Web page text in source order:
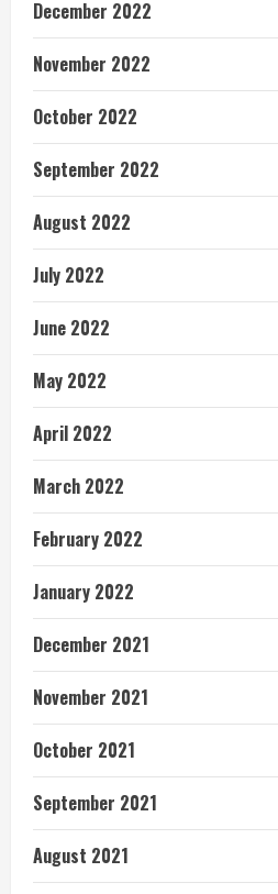
December 2022
November 2022
October 2022
September 2022
August 2022
July 2022
June 2022
May 2022
April 2022
March 2022
February 2022
January 2022
December 2021
November 2021
October 2021
September 2021
August 2021